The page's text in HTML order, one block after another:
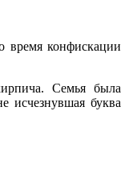
время конфискации
Семья была
исчезнувшая буква